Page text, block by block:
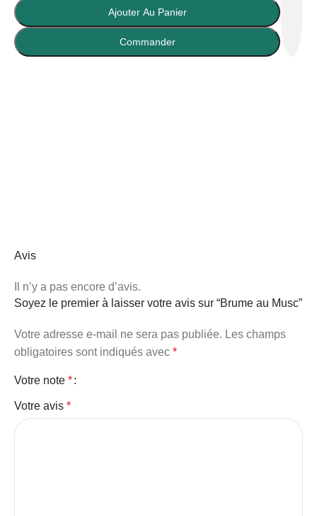
Ajouter Au Panier
Buy Now
Avis
Il n’y a pas encore d’avis.
Soyez le premier à laisser votre avis sur “Brume au Musc”
Votre adresse e-mail ne sera pas publiée. Les champs
obligatoires sont indiqués avec *
Votre note *
Votre avis *